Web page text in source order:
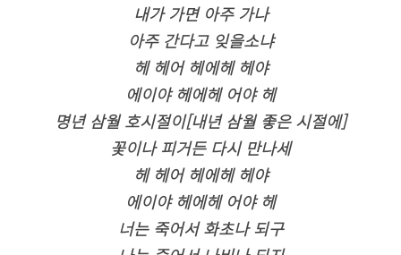
내가 가면 아주 가나
아주 간다고 잊을소냐
헤 헤어 헤에헤 헤야
에이야 헤에헤 어야 헤
명년 삼월 호시절이[내년 삼월 좋은 시절에]
꽃이나 피거든 다시 만나세
헤 헤어 헤에헤 헤야
에이야 헤에헤 어야 헤
너는 죽어서 화초나 되구